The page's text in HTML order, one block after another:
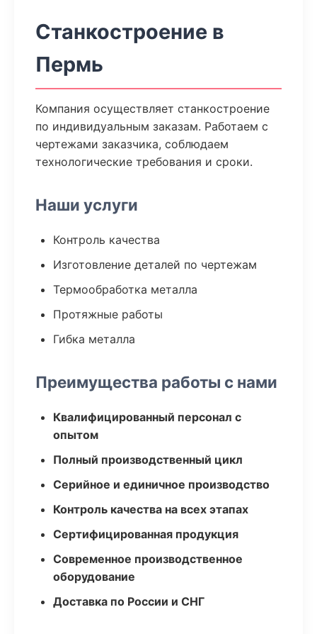
Станкостроение в
Пермь
Компания осуществляет станкостроение
по индивидуальным заказам. Работаем с
чертежами заказчика, соблюдаем
технологические требования и сроки.
Наши услуги
Контроль качества
Изготовление деталей по чертежам
Термообработка металла
Протяжные работы
Гибка металла
Преимущества работы с нами
Квалифицированный персонал с
опытом
Полный производственный цикл
Серийное и единичное производство
Контроль качества на всех этапах
Сертифицированная продукция
Современное производственное
оборудование
Доставка по России и СНГ